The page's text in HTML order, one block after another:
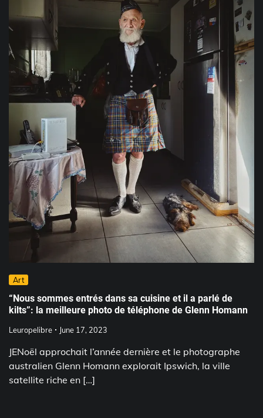
Art
“Nous sommes entrés dans sa cuisine et il a parlé de
kilts”: la meilleure photo de téléphone de Glenn Homann
Leuropelibre June 17, 2023
JENoël approchait l’année dernière et le photographe
australien Glenn Homann explorait Ipswich, la ville
satellite riche en […]